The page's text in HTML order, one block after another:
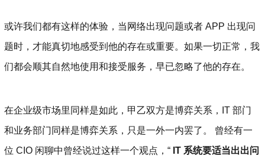
或许我们都有这样的体验，当网络出现问题或者 APP 出现问
题时，才能真切地感受到他的存在或重要。如果一切正常，我
们都会顺其自然地使用和接受服务，早已忽略了他的存在。
在企业级市场里同样是如此，甲乙双方是博弈关系，IT 部门
和业务部门同样是博弈关系，只是一外一内罢了。 曾经有一
位 CIO 闲聊中曾经说过这样一个观点，“ IT 系统要适当出出问